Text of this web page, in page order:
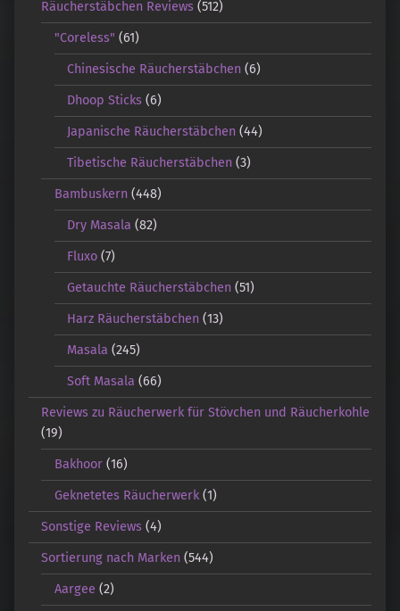
Räucherstäbchen Reviews (512)
"Coreless" (61)
Chinesische Räucherstäbchen (6)
Dhoop Sticks (6)
Japanische Räucherstäbchen (44)
Tibetische Räucherstäbchen (3)
Bambuskern(448)
Dry Masala (82)
Fluxo (7)
Getauchte Räucherstäbchen (51)
Harz Räucherstäbchen (13)
Masala (245)
Soft Masala (66)
Reviews zu Räucherwerk für Stövchen und Räucherkohle
(19)
Bakhoor(16)
Geknetetes Räucherwerk(1)
Sonstige Reviews (4)
Sortierung nach Marken (544)
Aargee (2)